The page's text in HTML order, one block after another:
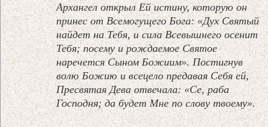
Архангел открыл Ей истину, которую он
принес от Всемогущего Бога: «Дух Святый
найдет на Тебя, и сила Всевышнего осенит
Тебя; посему и рождаемое Святое
наречется Сыном Божиим». Постигнув
волю Божию и всецело предавая Себя ей,
Пресвятая Дева отвечала: «Се, раба
Господня; да будет Мне по слову твоему».